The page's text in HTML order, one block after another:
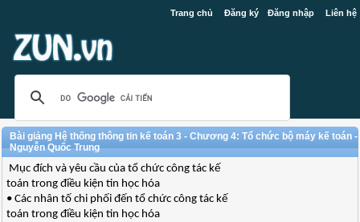
Trang chủ Đăng ký Đăng nhập Liên hệ
Bài giảng Hệ thống thông tin kế toán 3 - Chương 4: Tổ chức bộ máy kế toán -
Nguyễn Quốc Trung
Mục đích và yêu cầu của tổ chức công tác kế
toán trong điều kiện tin học hóa
• Các nhân tố chi phối đến tổ chức công tác kế
toán trong điều kiện tin học hóa